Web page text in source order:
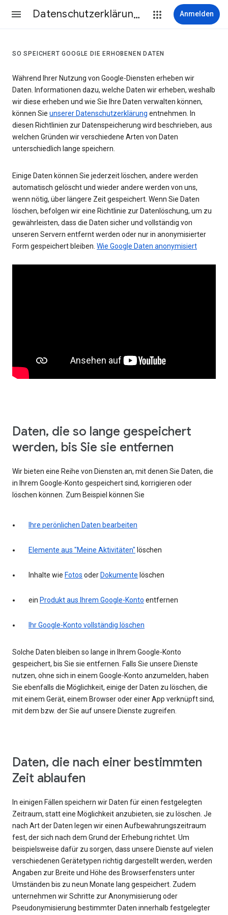
Datenschutzerklärung & Nutzungsbedingungen Anmelden
SO SPEICHERT GOOGLE DIE ERHOBENEN DATEN
Während Ihrer Nutzung von Google-Diensten erheben wir
Daten. Informationen dazu, welche Daten wir erheben, weshalb
wir diese erheben und wie Sie Ihre Daten verwalten können,
können Sie unserer Datenschutzerklärung entnehmen. In
diesen Richtlinien zur Datenspeicherung wird beschrieben, aus
welchen Gründen wir verschiedene Arten von Daten
unterschiedlich lange speichern.
Einige Daten können Sie jederzeit löschen, andere werden
automatisch gelöscht und wieder andere werden von uns,
wenn nötig, über längere Zeit gespeichert. Wenn Sie Daten
löschen, befolgen wir eine Richtlinie zur Datenlöschung, um zu
gewährleisten, dass die Daten sicher und vollständig von
unseren Servern entfernt werden oder nur in anonymisierter
Form gespeichert bleiben. Wie Google Daten anonymisiert
Daten, die so lange gespeichert
werden, bis Sie sie entfernen
Wir bieten eine Reihe von Diensten an, mit denen Sie Daten, die
in Ihrem Google-Konto gespeichert sind, korrigieren oder
löschen können. Zum Beispiel können Sie
Ihre perönlichen Daten bearbeiten
Elemente aus "Meine Aktivitäten" löschen
Inhalte wie Fotos oder Dokumente löschen
ein Produkt aus Ihrem Google-Konto entfernen
Ihr Google-Konto vollständig löschen
Solche Daten bleiben so lange in Ihrem Google-Konto
gespeichert, bis Sie sie entfernen. Falls Sie unsere Dienste
nutzen, ohne sich in einem Google-Konto anzumelden, haben
Sie ebenfalls die Möglichkeit, einige der Daten zu löschen, die
mit einem Gerät, einem Browser oder einer App verknüpft sind,
mit dem bzw. der Sie auf unsere Dienste zugreifen.
Daten, die nach einer bestimmten
Zeit ablaufen
In einigen Fällen speichern wir Daten für einen festgelegten
Zeitraum, statt eine Möglichkeit anzubieten, sie zu löschen. Je
nach Art der Daten legen wir einen Aufbewahrungszeitraum
fest, der sich nach dem Grund der Erhebung richtet. Um
beispielsweise dafür zu sorgen, dass unsere Dienste auf vielen
verschiedenen Gerätetypen richtig dargestellt werden, werden
Angaben zur Breite und Höhe des Browserfensters unter
Umständen bis zu neun Monate lang gespeichert. Zudem
unternehmen wir Schritte zur Anonymisierung oder
Pseudonymisierung bestimmter Daten innerhalb festgelegter